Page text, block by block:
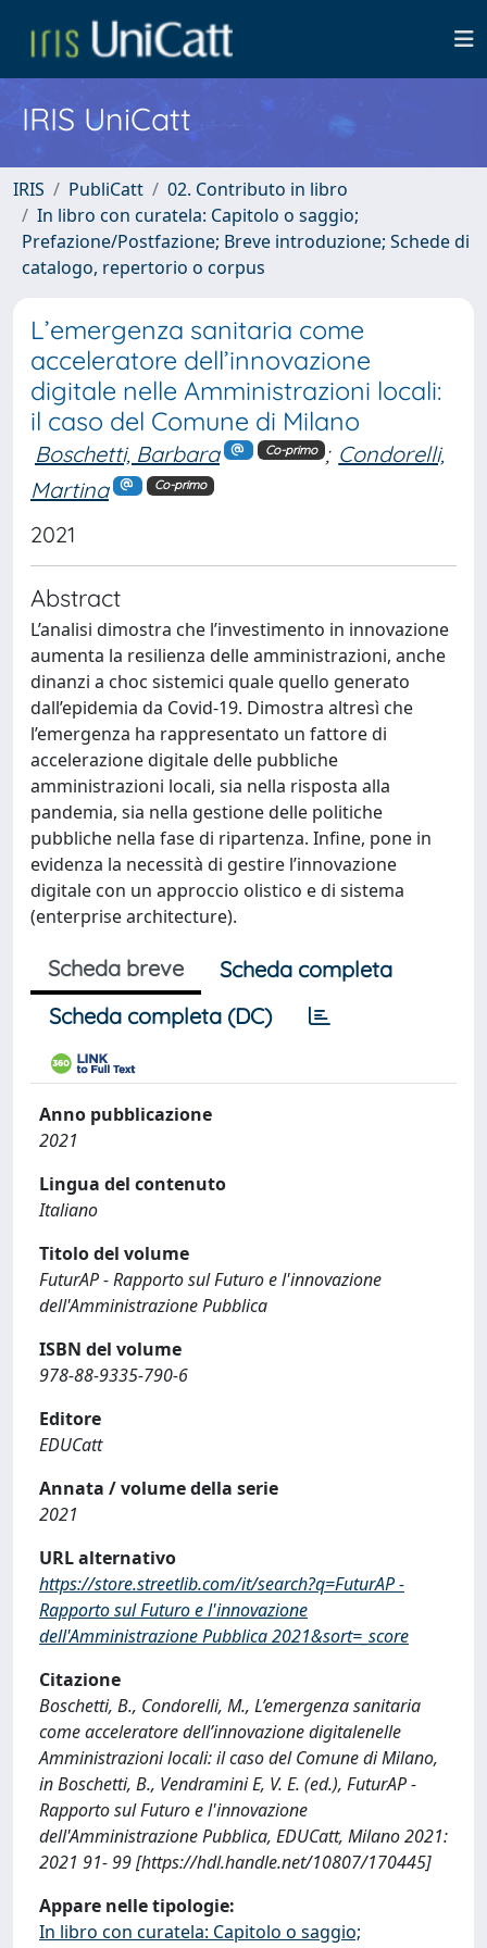
IRIS UniCatt
IRIS PubliCatt
02. Contributo in libro
In libro con curatela: Capitolo o saggio;
Prefazione/Postfazione; Breve introduzione; Schede di
catalogo, repertorio o corpus
L’emergenza sanitaria come
acceleratore dell’innovazione
digitale nelle Amministrazioni locali:
il caso del Comune di Milano
Boschetti, Barbara Co-primo ; Condorelli,
Martina
Co-primo
2021
Abstract
L’analisi dimostra che l’investimento in innovazione
aumenta la resilienza delle amministrazioni, anche
dinanzi a choc sistemici quale quello generato
dall’epidemia da Covid-19. Dimostra altresì che
l’emergenza ha rappresentato un fattore di
accelerazione digitale delle pubbliche
amministrazioni locali, sia nella risposta alla
pandemia, sia nella gestione delle politiche
pubbliche nella fase di ripartenza. Infine, pone in
evidenza la necessità di gestire l’innovazione
digitale con un approccio olistico e di sistema
(enterprise architecture).
Scheda breve
Scheda completa
Scheda completa (DC)
Anno pubblicazione
2021
Lingua del contenuto
Italiano
Titolo del volume
FuturAP - Rapporto sul Futuro e l'innovazione
dell'Amministrazione Pubblica
ISBN del volume
978-88-9335-790-6
Editore
EDUCatt
Annata / volume della serie
2021
URL alternativo
https://store.streetlib.com/it/search?q=FuturAP -
Rapporto sul Futuro e l'innovazione
dell'Amministrazione Pubblica 2021&sort=_score
Citazione
Boschetti, B., Condorelli, M., L’emergenza sanitaria
come acceleratore dell’innovazione digitalenelle
Amministrazioni locali: il caso del Comune di Milano,
in Boschetti, B., Vendramini E, V. E. (ed.), FuturAP -
Rapporto sul Futuro e l'innovazione
dell'Amministrazione Pubblica, EDUCatt, Milano 2021:
2021 91- 99 [https://hdl.handle.net/10807/170445]
Appare nelle tipologie:
In libro con curatela: Capitolo o saggio;